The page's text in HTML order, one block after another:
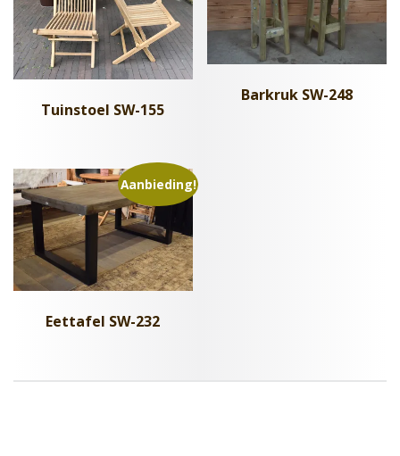
Tuinstoel SW-155
Barkruk SW-248
Aanbieding!
Eettafel SW-232